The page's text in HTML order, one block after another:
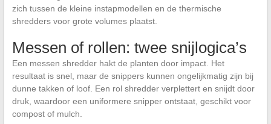
zich tussen de kleine instapmodellen en de thermische
shredders voor grote volumes plaatst.
Messen of rollen: twee snijlogica’s
Een messen shredder hakt de planten door impact. Het
resultaat is snel, maar de snippers kunnen ongelijkmatig zijn bij
dunne takken of loof. Een rol shredder verplettert en snijdt door
druk, waardoor een uniformere snipper ontstaat, geschikt voor
compost of mulch.